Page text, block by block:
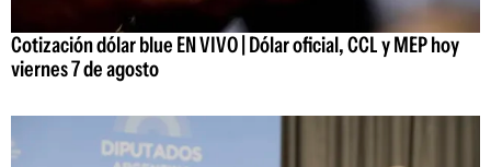
Cotización dólar blue EN VIVO | Dólar oficial, CCL y MEP hoy
viernes 7 de agosto